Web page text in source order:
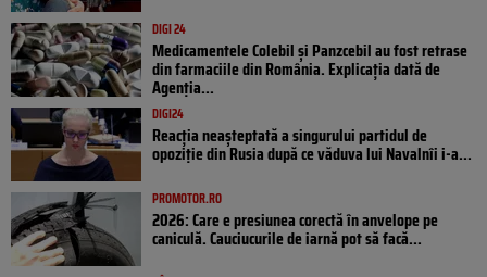
DIGI 24
Medicamentele Colebil și Panzcebil au fost retrase
din farmaciile din România. Explicația dată de
Agenția...
DIGI24
Reacția neașteptată a singurului partidul de
opoziţie din Rusia după ce văduva lui Navalnîi i-a...
PROMOTOR.RO
2026: Care e presiunea corectă în anvelope pe
caniculă. Cauciucurile de iarnă pot să facă...